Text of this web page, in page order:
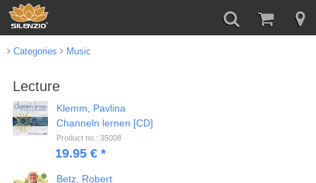
Categories Music
Lecture
Klemm, Pavlina
Channeln lernen [CD]
Product no.: 35008
19.95 € *
Betz, Robert